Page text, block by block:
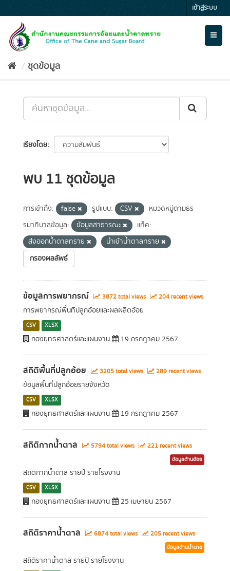
to
content
เข้าสู่ระบบ
ชุดข้อมูล
เรียงโดย
พบ 11 ชุดข้อมูล
การเข้าถึง: false รูปแบบ: CSV
หมวดหมู่ตามธร
รมาภิบาลข้อมูล:
ข้อมูลสาธารณะ
แท็ค:
ส่งออกน้ำตาลทราย
นำเข้าน้ำตาลทราย
กรองผลลัพธ์
ข้อมูลการพยากรณ์ 3872 total views 204 recent views
การพยากรณ์พื้นที่ปลูกอ้อยและผลผลิตอ้อย
CSV XLSX
กองยุทธศาสตร์และแผนงาน 19 กรกฎาคม 2567
สถิติพื้นที่ปลูกอ้อย 3205 total views 289 recent views
ข้อมูลพื้นที่ปลูกอ้อยรายจังหวัด
CSV XLSX
กองยุทธศาสตร์และแผนงาน 19 กรกฎาคม 2567
สถิติกากน้ำตาล 5794 total views 221 recent views
ข้อมูลด้านอ้อย
สถิติกากน้ำตาล รายปี รายโรงงาน
CSV XLSX
กองยุทธศาสตร์และแผนงาน 25 เมษายน 2567
สถิติราคาน้ำตาล 6874 total views 205 recent views
ข้อมูลด้านน้ำตาล
สถิติราคาน้ำตาล รายปี รายโรงงาน